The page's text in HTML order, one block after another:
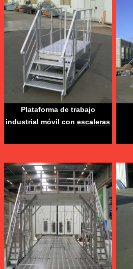
Plataforma de trabajo
industrial móvil conescaleras